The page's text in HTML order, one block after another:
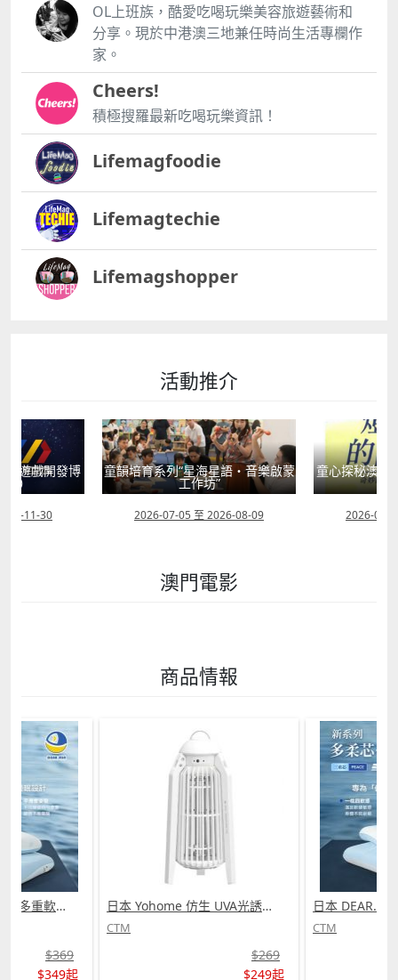
OL上班族，酷愛吃喝玩樂美容旅遊藝術和
分享。現於中港澳三地兼任時尚生活專欄作
家。
Cheers!
積極搜羅最新吃喝玩樂資訊！
Lifemagfoodie
Lifemagtechie
Lifemagshopper
活動推介
（遊戲開發博
節）
11-30
童韻培育系列“星海星語・音樂啟蒙
工作坊”
2026-07-05 至 2026-08-09
童心探秘澳門
2026-07-
澳門電影
商品情報
日本 DEAR.MIN 雲感多重軟芯柔托緩壓Peace柔眠枕 (需訂貨)
$369
$349起
日本 Yohome 仿生 UVA光誘電觸滅可放掛立有線無線兩用光感滅蚊機 PRO 2.0 (需訂貨)
CTM
$269
$249起
CTM